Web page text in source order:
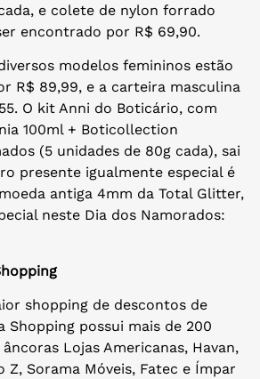
e colete de nylon forrado
encontrado por R$ 69,90.
modelos femininos estão
R$ 89,99, e a carteira masculina
O kit Anni do Boticário, com
100ml + Boticollection
(5 unidades de 80g cada), sai
presente igualmente especial é
antiga 4mm da Total Glitter,
neste Dia dos Namorados:
shopping de descontos de
Shopping possui mais de 200
Lojas Americanas, Havan,
Z, Sorama Móveis, Fatec e Ímpar